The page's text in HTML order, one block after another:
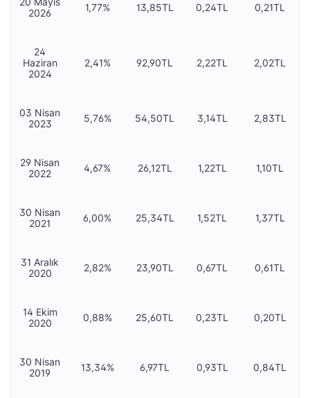
2026
1,77% 13,85TL 0,24TL 0,21TL
24
Haziran
2024
2,41% 92,90TL 2,22TL 2,02TL
03 Nisan
2023
5,76% 54,50TL 3,14TL 2,83TL
29 Nisan
2022
4,67% 26,12TL 1,22TL 1,10TL
30 Nisan
2021
6,00% 25,34TL 1,52TL 1,37TL
31 Aralık
2020
2,82% 23,90TL 0,67TL 0,61TL
14 Ekim
2020
0,88% 25,60TL 0,23TL 0,20TL
30 Nisan
2019
13,34% 6,97TL 0,93TL 0,84TL